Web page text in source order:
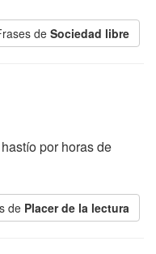
de Sociedad libre
por horas de
de Placer de la lectura